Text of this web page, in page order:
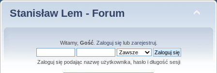
Stanisław Lem - Forum
Witamy, Gość. Zaloguj sięlub zarejestruj.
Zaloguj się podając nazwę użytkownika, hasło i długość sesji